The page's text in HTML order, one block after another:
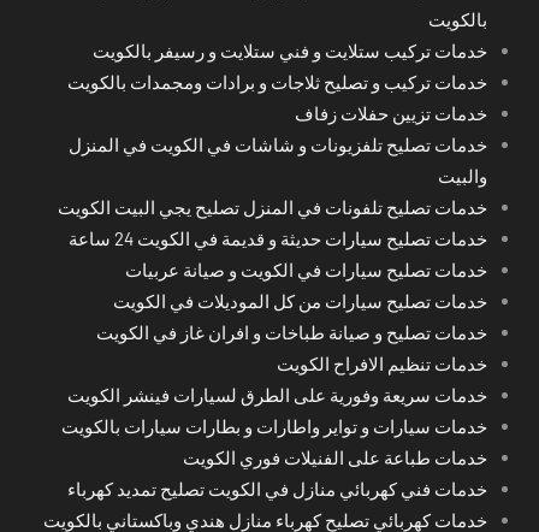
بالكويت
خدمات تركيب ستلايت و فني ستلايت و رسيفر بالكويت
خدمات تركيب و تصليح ثلاجات و برادات ومجمدات بالكويت
خدمات تزيين حفلات زفاف
خدمات تصليح تلفزيونات و شاشات في الكويت في المنزل
والبيت
خدمات تصليح تلفونات في المنزل تصليح يجي البيت الكويت
خدمات تصليح سيارات حديثة و قديمة في الكويت 24 ساعة
خدمات تصليح سيارات في الكويت و صيانة عربيات
خدمات تصليح سيارات من كل الموديلات في الكويت
خدمات تصليح و صيانة طباخات و افران غاز في الكويت
خدمات تنظيم الافراح الكويت
خدمات سريعة وفورية على الطرق لسيارات فينشر الكويت
خدمات سيارات و تواير واطارات و بطارات سيارات بالكويت
خدمات طباعة على الفنيلات فوري الكويت
خدمات فني كهربائي منازل في الكويت تصليح تمديد كهرباء
خدمات كهربائي تصليح كهرباء منازل هندي وباكستاني بالكويت